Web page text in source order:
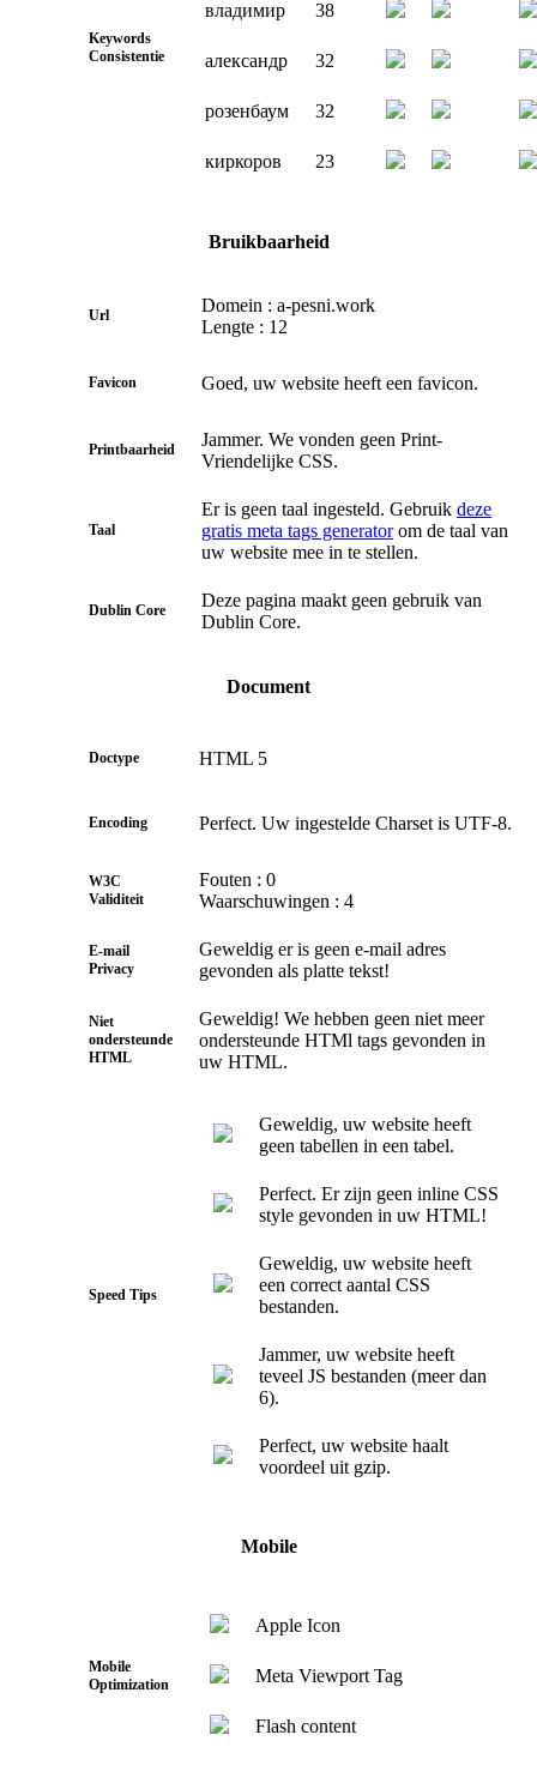
Keywords
Consistentie
владимир 38
александр 32
розенбаум 32
киркоров 23
Bruikbaarheid
Url
Domein : a-pesni.work
Lengte : 12
Favicon Goed, uw website heeft een favicon.
Printbaarheid
Jammer. We vonden geen Print-
Vriendelijke CSS.
Taal
Er is geen taal ingesteld. Gebruik deze
gratis meta tags generatorom de taal van
uw website mee in te stellen.
Dublin Core
Deze pagina maakt geen gebruik van
Dublin Core.
Document
Doctype HTML 5
Encoding Perfect. Uw ingestelde Charset is UTF-8.
W3C
Validiteit
Fouten : 0
Waarschuwingen : 4
E-mail
Privacy
Geweldig er is geen e-mail adres
gevonden als platte tekst!
Niet
ondersteunde
HTML
Geweldig! We hebben geen niet meer
ondersteunde HTMl tags gevonden in
uw HTML.
Speed Tips
Geweldig, uw website heeft
geen tabellen in een tabel.
Perfect. Er zijn geen inline CSS
style gevonden in uw HTML!
Geweldig, uw website heeft
een correct aantal CSS
bestanden.
Jammer, uw website heeft
teveel JS bestanden (meer dan
6).
Perfect, uw website haalt
voordeel uit gzip.
Mobile
Mobile
Optimization
Apple Icon
Meta Viewport Tag
Flash content